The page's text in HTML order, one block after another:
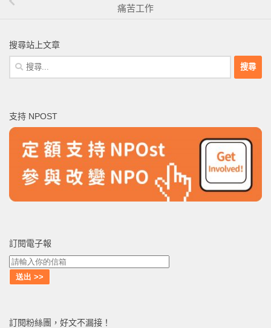
痛苦工作
搜尋站上文章
搜
尋
字:
支持 NPOST
訂閱電子報
訂閱粉絲團，好文不漏接！